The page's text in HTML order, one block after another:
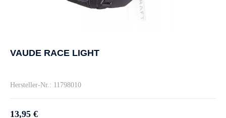
VAUDE RACE LIGHT
Hersteller-Nr.: 11798010
13,95 €